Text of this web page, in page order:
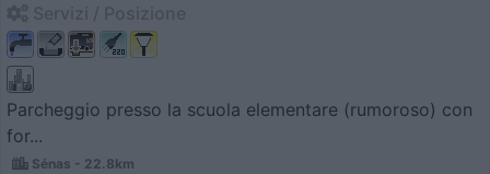
Parcheggio presso la scuola elementare (rumoroso) con
for...
Sénas - 22.8km